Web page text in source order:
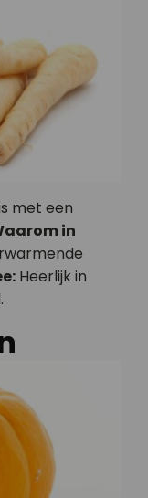
met een
in
Heerlijk in